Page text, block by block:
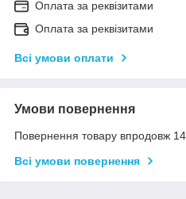
Оплата за реквізитами
Оплата за реквізитами
Всі умови оплати
Умови повернення
Повернення товару впродовж
Всі умови повернення